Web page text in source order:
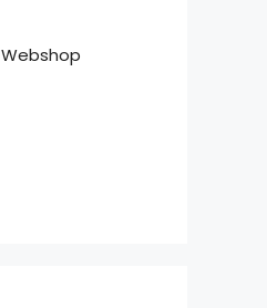
Webshop